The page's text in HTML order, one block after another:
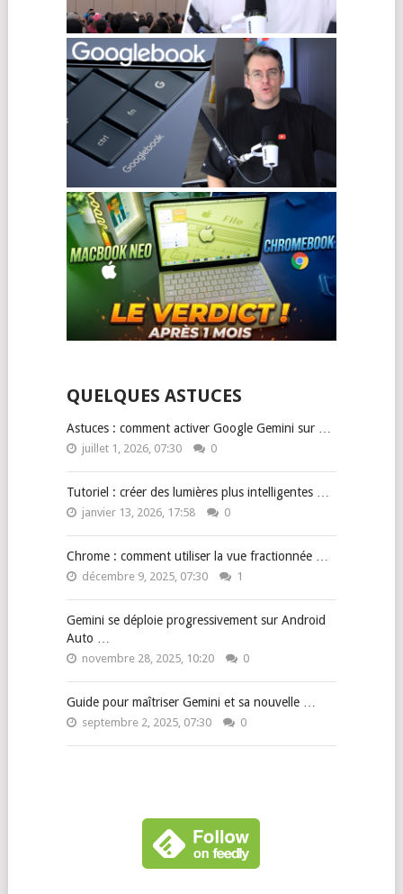
QUELQUES ASTUCES
Astuces : comment activer Google Gemini sur …
juillet 1, 2026, 07:30 0
Tutoriel : créer des lumières plus intelligentes …
janvier 13, 2026, 17:58 0
Chrome : comment utiliser la vue fractionnée …
décembre 9, 2025, 07:30 1
Gemini se déploie progressivement sur Android
Auto …
novembre 28, 2025, 10:20 0
Guide pour maîtriser Gemini et sa nouvelle …
septembre 2, 2025, 07:30 0